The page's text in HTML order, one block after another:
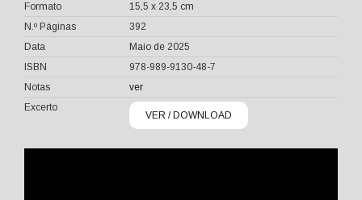
Formato
15,5 x 23,5 cm
N.º Páginas
392
Data
Maio de 2025
ISBN
978-989-9130-48-7
Notas
ver
Excerto
VER / DOWNLOAD